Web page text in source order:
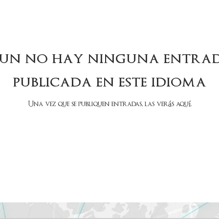
no hay ninguna
publicada en este idioma
Una vez que se publiquen entradas, las verás aquí.